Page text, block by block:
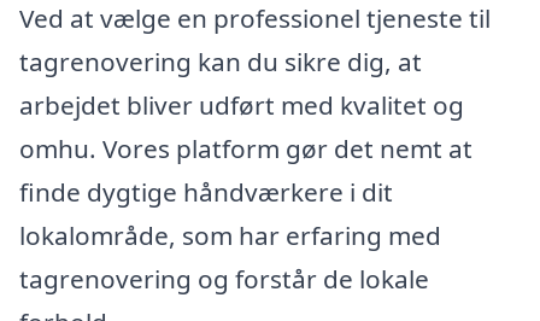
Ved at vælge en professionel tjeneste til
tagrenovering kan du sikre dig, at
arbejdet bliver udført med kvalitet og
omhu. Vores platform gør det nemt at
finde dygtige håndværkere i dit
lokalområde, som har erfaring med
tagrenovering og forstår de lokale